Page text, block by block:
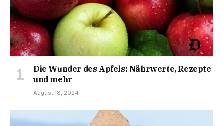
Die Wunder des Apfels: Nährwerte, Rezepte
und mehr
August 18, 2024